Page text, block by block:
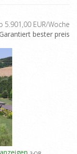
5.901,00 EUR/Woche
Garantiert bester preis